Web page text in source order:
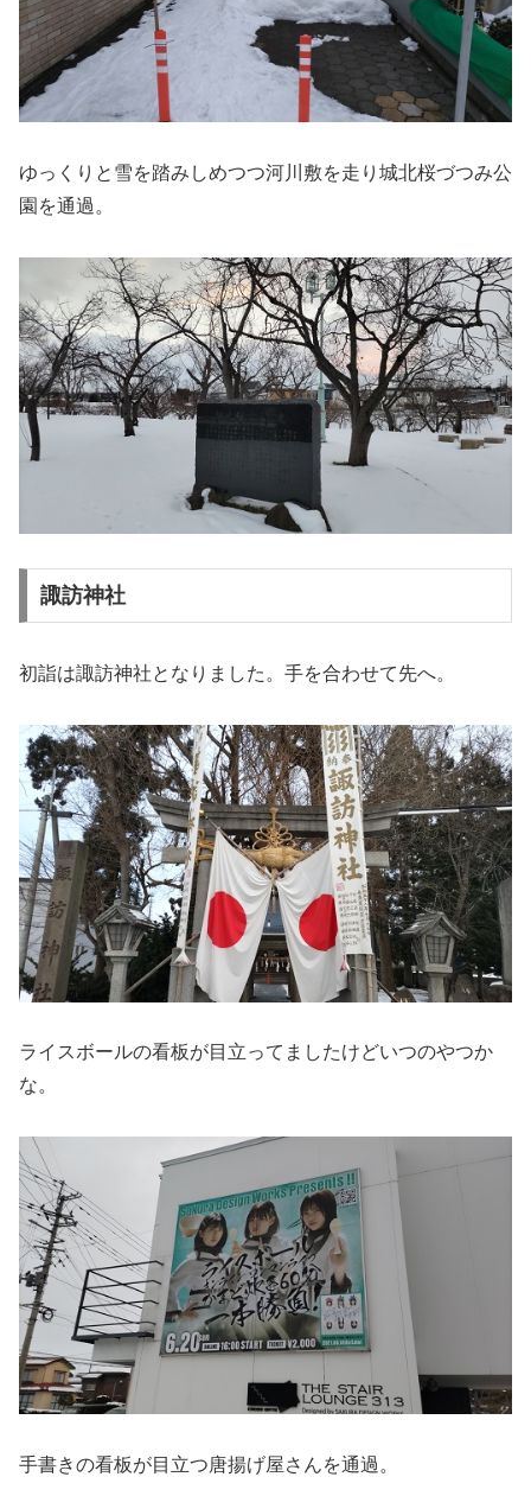
ゆっくりと雪を踏みしめつつ河川敷を走り城北桜づつみ公
園を通過。
諏訪神社
初詣は諏訪神社となりました。手を合わせて先へ。
ライスボールの看板が目立ってましたけどいつのやつか
な。
手書きの看板が目立つ唐揚げ屋さんを通過。